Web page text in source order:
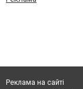
Реклама на сайті